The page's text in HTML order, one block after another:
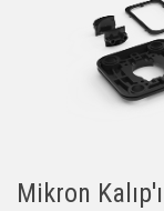
Mikron